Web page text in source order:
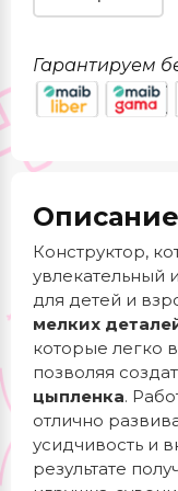
Гарантируем
Описание
Конструктор,
увлекательный
для детей и
мелких
которые легко
позволяя
цыпленка.
отлично
усидчивость и
результате